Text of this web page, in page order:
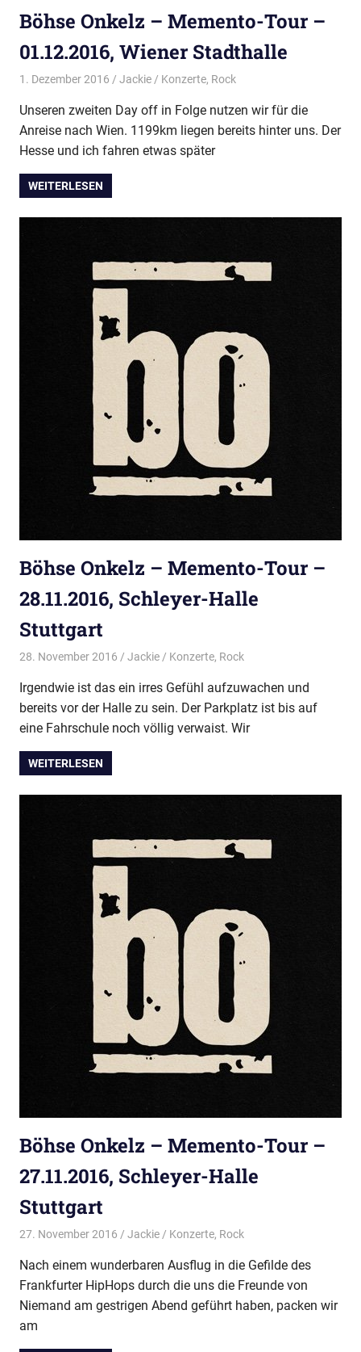
Böhse Onkelz – Memento-Tour –
01.12.2016, Wiener Stadthalle
1. Dezember 2016 Jackie Konzerte, Rock
Unseren zweiten Day off in Folge nutzen wir für die
Anreise nach Wien. 1199km liegen bereits hinter uns. Der
Hesse und ich fahren etwas später
WEITERLESEN
Böhse Onkelz – Memento-Tour –
28.11.2016, Schleyer-Halle
Stuttgart
28. November 2016 Jackie Konzerte, Rock
Irgendwie ist das ein irres Gefühl aufzuwachen und
bereits vor der Halle zu sein. Der Parkplatz ist bis auf
eine Fahrschule noch völlig verwaist. Wir
WEITERLESEN
Böhse Onkelz – Memento-Tour –
27.11.2016, Schleyer-Halle
Stuttgart
27. November 2016 Jackie Konzerte, Rock
Nach einem wunderbaren Ausflug in die Gefilde des
Frankfurter HipHops durch die uns die Freunde von
Niemand am gestrigen Abend geführt haben, packen wir
am